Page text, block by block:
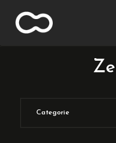
Categorie